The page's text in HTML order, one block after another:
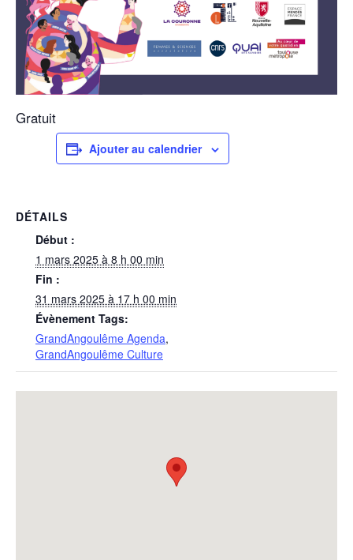
Gratuit
Ajouter au calendrier
DÉTAILS
Début :
1 mars 2025 à 8 h 00 min
Fin :
31 mars 2025 à 17 h 00 min
Évènement Tags:
GrandAngoulême Agenda,
GrandAngoulême Culture